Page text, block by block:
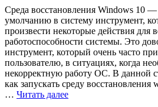
Среда восстановления Windows 10
умолчанию в систему инструмент,
произвести некоторые действия для
работоспособности системы. Это
инструмент, который очень часто
пользователю, в ситуациях, когда
некорректную работу ОС. В данной
как запускать среду
… Читать далее